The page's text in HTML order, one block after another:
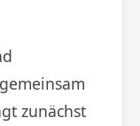
zunächst